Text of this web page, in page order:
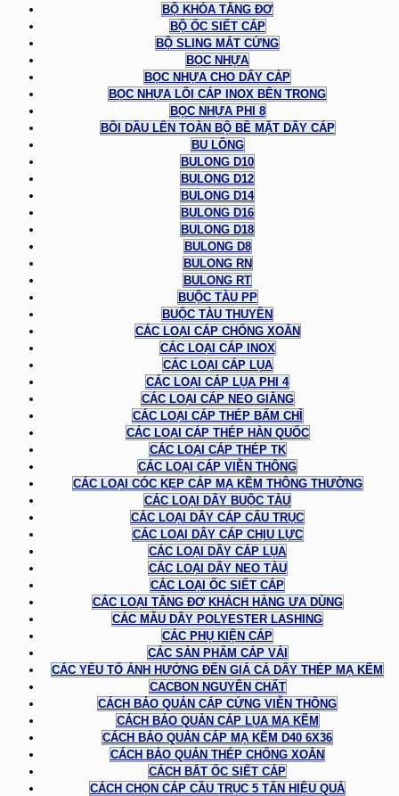
BỘ KHÓA TĂNG ĐƠ
BỘ ỐC SIẾT CÁP
BỘ SLING MẮT CỨNG
BỌC NHỰA
BỌC NHỰA CHO DÂY CÁP
BỌC NHỰA LÕI CÁP INOX BÊN TRONG
BỌC NHỰA PHI 8
BÔI DẦU LÊN TOÀN BỘ BỀ MẶT DÂY CÁP
BU LÔNG
BULONG D10
BULONG D12
BULONG D14
BULONG D16
BULONG D18
BULONG D8
BULONG RN
BULONG RT
BUỘC TÀU PP
BUỘC TÀU THUYỀN
CÁC LOẠI CÁP CHỐNG XOẮN
CÁC LOẠI CÁP INOX
CÁC LOẠI CÁP LỤA
CÁC LOẠI CÁP LỤA PHI 4
CÁC LOẠI CÁP NEO GIẰNG
CÁC LOẠI CÁP THÉP BẤM CHÌ
CÁC LOẠI CÁP THÉP HÀN QUỐC
CÁC LOẠI CÁP THÉP TK
CÁC LOẠI CÁP VIỄN THÔNG
CÁC LOẠI CÓC KẸP CÁP MẠ KẼM THÔNG THƯỜNG
CÁC LOẠI DÂY BUỘC TÀU
CÁC LOẠI DÂY CÁP CẨU TRỤC
CÁC LOẠI DÂY CÁP CHỊU LỰC
CÁC LOẠI DÂY CÁP LỤA
CÁC LOẠI DÂY NEO TÀU
CÁC LOẠI ỐC SIẾT CÁP
CÁC LOẠI TĂNG ĐƠ KHÁCH HÀNG ƯA DÙNG
CÁC MẪU DÂY POLYESTER LASHING
CÁC PHỤ KIỆN CÁP
CÁC SẢN PHẨM CÁP VẢI
CÁC YẾU TỐ ẢNH HƯỞNG ĐẾN GIÁ CẢ DÂY THÉP MẠ KẼM
CACBON NGUYÊN CHẤT
CÁCH BẢO QUẢN CÁP CỨNG VIỄN THÔNG
CÁCH BẢO QUẢN CÁP LỤA MẠ KẼM
CÁCH BẢO QUẢN CÁP MẠ KẼM D40 6X36
CÁCH BẢO QUẢN THÉP CHỐNG XOẮN
CÁCH BẮT ỐC SIẾT CÁP
CÁCH CHỌN CÁP CẦU TRỤC 5 TẤN HIỆU QUẢ